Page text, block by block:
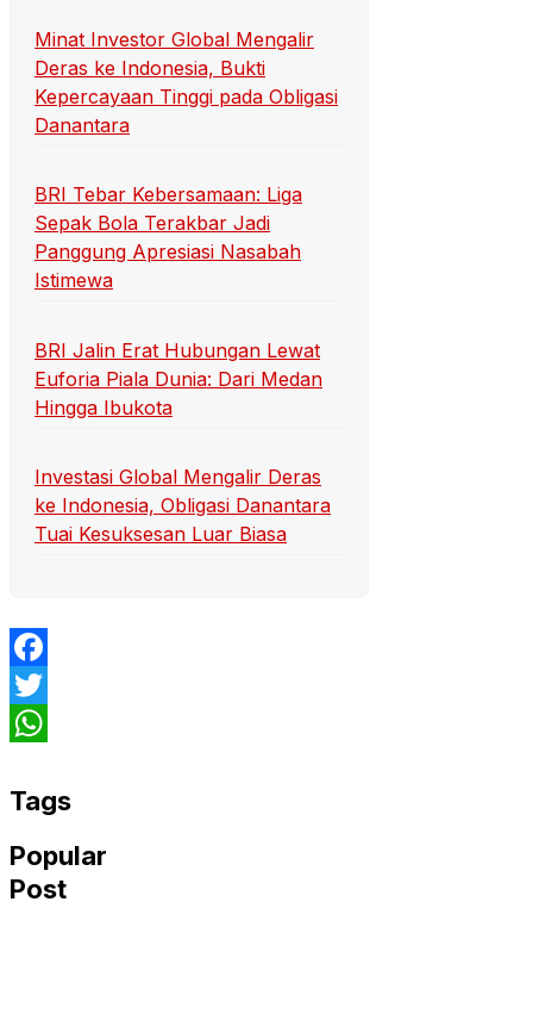
Minat Investor Global Mengalir
Deras ke Indonesia, Bukti
Kepercayaan Tinggi pada Obligasi
Danantara
BRI Tebar Kebersamaan: Liga
Sepak Bola Terakbar Jadi
Panggung Apresiasi Nasabah
Istimewa
BRI Jalin Erat Hubungan Lewat
Euforia Piala Dunia: Dari Medan
Hingga Ibukota
Investasi Global Mengalir Deras
ke Indonesia, Obligasi Danantara
Tuai Kesuksesan Luar Biasa
Facebook
Twitter
Tags
Popular
Post